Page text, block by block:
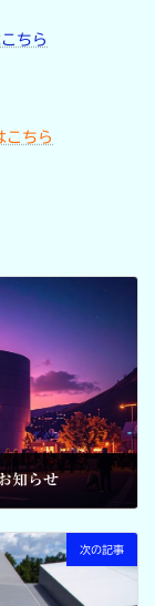
ちら
こちら
知らせ
次の記事